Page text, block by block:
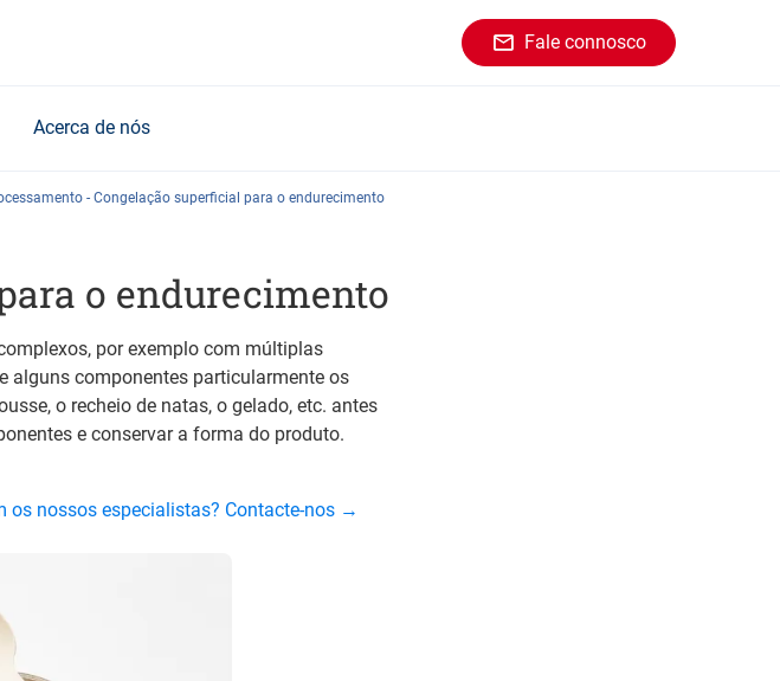
Fale connosco
Acerca de nós
- Congelação superficial para o endurecimento
o endurecimento
por exemplo com múltiplas
alguns componentes particularmente os
o recheio de natas, o gelado, etc. antes
e conservar a forma do produto.
os nossos especialistas? Contacte-nos →